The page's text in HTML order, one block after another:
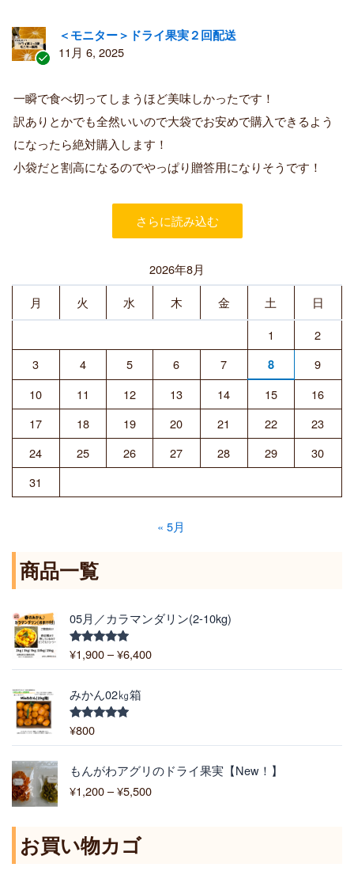
証
済
み
購
者
＜モニター＞ドライ果実２回配送
11月 6, 2025
一瞬で食べ切ってしまうほど美味しかったです！
訳ありとかでも全然いいので大袋でお安めで購入できるよう
になったら絶対購入します！
小袋だと割高になるのでやっぱり贈答用になりそうです！
さらに読み込む
2026年8月
月
火 水 木 金 土
日
1
2
3
4 5 6 7 8
9
10
11 12 13 14 15
16
17
18 19 20 21 22
23
24
25 26 27 28 29
30
31
« 5月
商品一覧
05月／カラマンダリン(2-10kg)
5段階中
5.00
¥1,900 –¥6,400
格
:
0
–
¥
みかん02㎏箱
5段階中
¥800
もんがわアグリのドライ果実【New！】
¥1,200 –¥5,500
格
帯
お買い物カゴ